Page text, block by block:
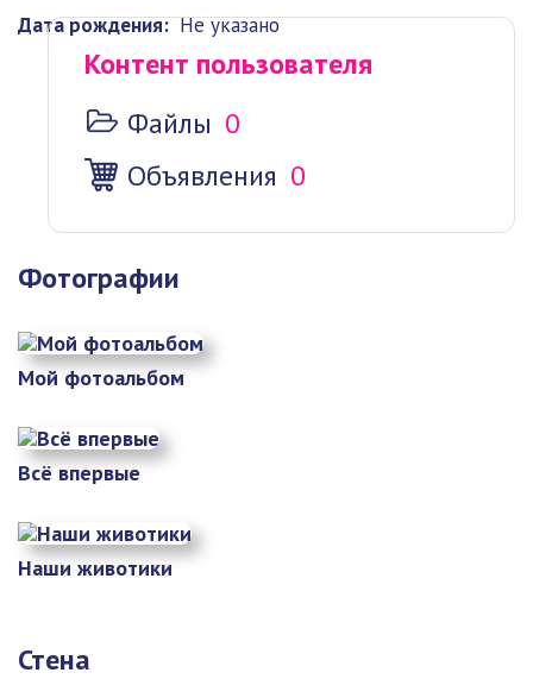
Дата рождения: Не указано
Контент пользователя
Файлы 0
Объявления 0
Фотографии
Мой фотоальбом
Всё впервые
Наши животики
Стена